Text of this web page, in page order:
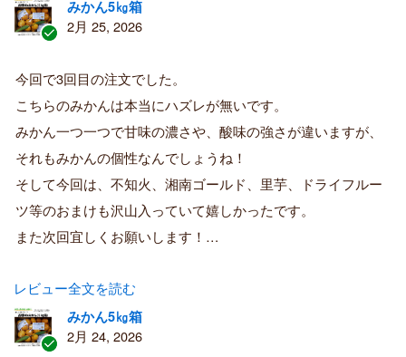
証
済
み
購
者
みかん5㎏箱
2月 25, 2026
今回で3回目の注文でした。
こちらのみかんは本当にハズレが無いです。
みかん一つ一つで甘味の濃さや、酸味の強さが違いますが、
それもみかんの個性なんでしょうね！
そして今回は、不知火、湘南ゴールド、里芋、ドライフルー
ツ等のおまけも沢山入っていて嬉しかったです。
また次回宜しくお願いします！…
レビュー全文を読む
みかん5㎏箱
2月 24, 2026